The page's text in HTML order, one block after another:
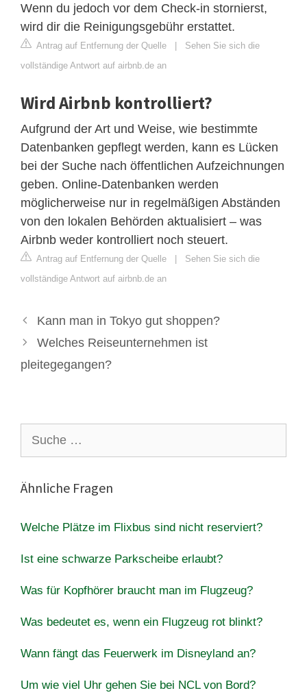
Wenn du jedoch vor dem Check-in stornierst,
wird dir die Reinigungsgebühr erstattet.
Antrag auf Entfernung der Quelle | Sehen Sie sich die
vollständige Antwort auf airbnb.de an
Wird Airbnb kontrolliert?
Aufgrund der Art und Weise, wie bestimmte
Datenbanken gepflegt werden, kann es Lücken
bei der Suche nach öffentlichen Aufzeichnungen
geben. Online-Datenbanken werden
möglicherweise nur in regelmäßigen Abständen
von den lokalen Behörden aktualisiert – was
Airbnb weder kontrolliert noch steuert.
Antrag auf Entfernung der Quelle | Sehen Sie sich die
vollständige Antwort auf airbnb.de an
Kann man in Tokyo gut shoppen?
Welches Reiseunternehmen ist
pleitegegangen?
nach:
Ähnliche Fragen
Welche Plätze im Flixbus sind nicht reserviert?
Ist eine schwarze Parkscheibe erlaubt?
Was für Kopfhörer braucht man im Flugzeug?
Was bedeutet es, wenn ein Flugzeug rot blinkt?
Wann fängt das Feuerwerk im Disneyland an?
Um wie viel Uhr gehen Sie bei NCL von Bord?